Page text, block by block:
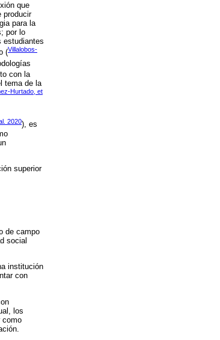
que
producir
para la
por lo
estudiantes
(Villalobos-
con la
tema de la
Hurtado, et
2020), es
superior
de campo
social
institución
con
los
como